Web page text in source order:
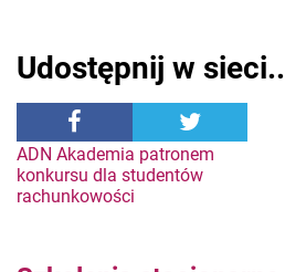
Udostępnij w sieci..
Nawigacja
wpisu
ADN Akademia patronem
konkursu dla studentów
rachunkowości